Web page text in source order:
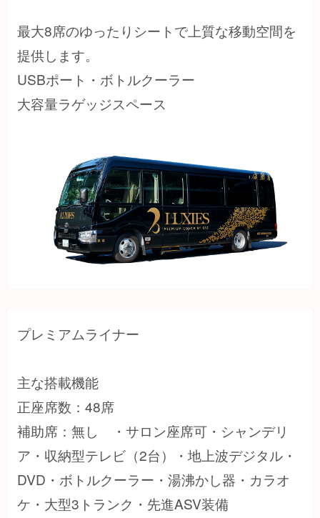
最大8席のゆったりシートで上質な移動空間を
提供します。
USBポート・ボトルクーラー
大容量ラゲッジスペース
プレミアムライナー
主な搭載機能
正座席数：48席
補助席：無し ・サロン座席可・シャンデリ
ア・収納型テレビ（2台）・地上波デジタル・
DVD・ボトルクーラー・湯沸かし器・カラオ
ケ・大型3トランク・先進ASV装備